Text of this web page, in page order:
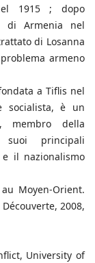
1915 ; dopo
di Armenia nel
di Losanna
armeno
a Tiflis nel
socialista, è un
membro della
suoi principali
il nazionalismo
Moyen-Orient.
2008,
University of